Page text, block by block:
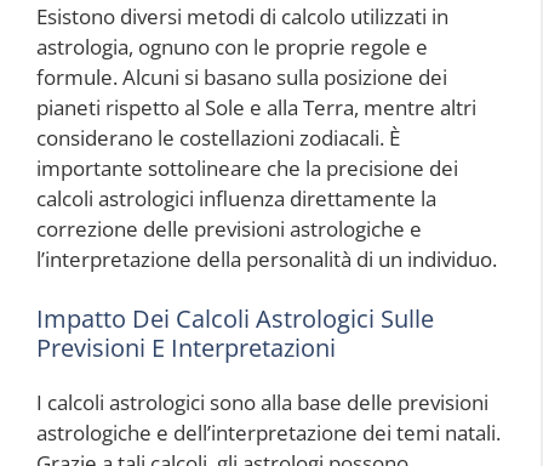
Esistono diversi metodi di calcolo utilizzati in
astrologia, ognuno con le proprie regole e
formule. Alcuni si basano sulla posizione dei
pianeti rispetto al Sole e alla Terra, mentre altri
considerano le costellazioni zodiacali. È
importante sottolineare che la precisione dei
calcoli astrologici influenza direttamente la
correzione delle previsioni astrologiche e
l’interpretazione della personalità di un individuo.
Impatto Dei Calcoli Astrologici Sulle
Previsioni E Interpretazioni
I calcoli astrologici sono alla base delle previsioni
astrologiche e dell’interpretazione dei temi natali.